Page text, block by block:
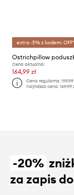
extra -5% z kodem: OFF*
Cena aktualna:
164,99 zł
Cena regularna:199,99
Najniższa cena:169,99
-20%
za zapis